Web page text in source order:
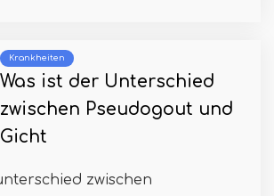
Krankheiten
Was ist der Unterschied
zwischen Pseudogout und
Gicht
zwischen